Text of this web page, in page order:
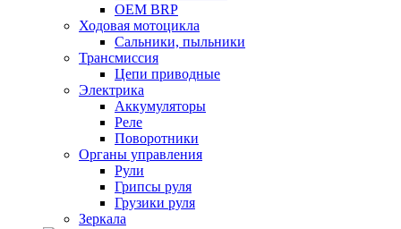
OEM BRP
Ходовая мотоцикла
Сальники, пыльники
Трансмиссия
Цепи приводные
Электрика
Аккумуляторы
Реле
Поворотники
Органы управления
Рули
Грипсы руля
Грузики руля
Зеркала